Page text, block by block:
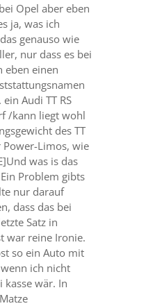
Opel aber eben
ja, was ich
genauso wie
nur dass es bei
eben einen
Audi TT RS
/kann liegt wohl
des TT
Limos, wie
was is das
Problem gibts
nur darauf
dass das bei
Satz in
war reine Ironie.
so ein Auto mit
ich nicht
kasse wär. In